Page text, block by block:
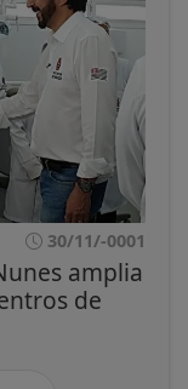
30/11/-0001
amplia
de